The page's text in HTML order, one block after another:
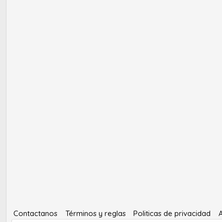
Contactanos Términos y reglas Politicas de privacidad